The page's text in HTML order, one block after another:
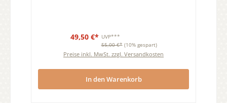
49,50 €* UVP***
55,00 €* (10% gespart)
Preise inkl. MwSt. zzgl. Versandkosten
In den Warenkorb